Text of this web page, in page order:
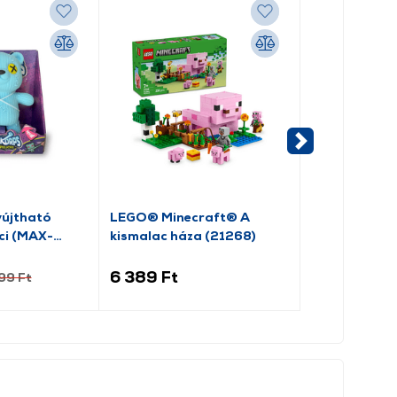
(MAX-
Ft
LEGO® Minecraft® A
kismalac háza (21268)
6 389 Ft